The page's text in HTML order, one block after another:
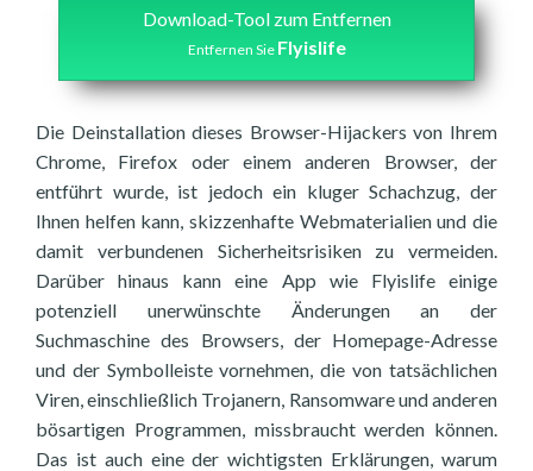
Download-Tool zum Entfernen
Entfernen Sie Flyislife
Die Deinstallation dieses Browser-Hijackers von Ihrem
Chrome, Firefox oder einem anderen Browser, der
entführt wurde, ist jedoch ein kluger Schachzug, der
Ihnen helfen kann, skizzenhafte Webmaterialien und die
damit verbundenen Sicherheitsrisiken zu vermeiden.
Darüber hinaus kann eine App wie Flyislife einige
potenziell unerwünschte Änderungen an der
Suchmaschine des Browsers, der Homepage-Adresse
und der Symbolleiste vornehmen, die von tatsächlichen
Viren, einschließlich Trojanern, Ransomware und anderen
bösartigen Programmen, missbraucht werden können.
Das ist auch eine der wichtigsten Erklärungen, warum